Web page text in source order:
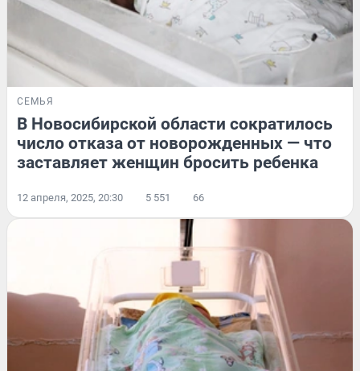
СЕМЬЯ
В Новосибирской области сократилось
число отказа от новорожденных — что
заставляет женщин бросить ребенка
12 апреля, 2025, 20:30 5 551 66